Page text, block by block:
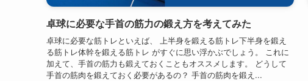
卓球に必要な手首の筋力の鍛え方を考えてみた
卓球に必要な筋トレといえば、 上半身を鍛える筋トレ下半身を鍛え
る筋トレ体幹を鍛える筋トレ がすぐに思い浮かぶでしょう。 これに
加えて、手首の筋力も鍛えておくこともオススメします。 どうして
手首の筋肉を鍛えておく必要があるの？ 手首の筋肉を鍛え...